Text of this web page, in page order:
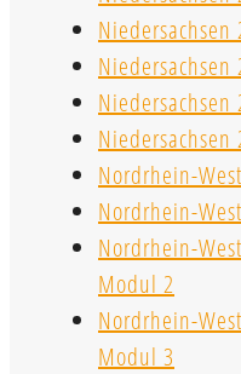
Niedersachsen
Nordrhein-
Nordrhein-
Nordrhein-
Modul 2
Nordrhein-
Modul 3